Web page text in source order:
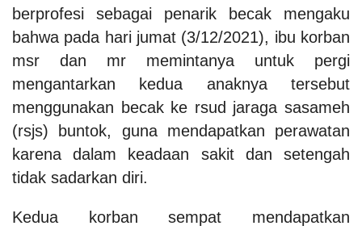
berprofesi sebagai penarik becak mengaku
bahwa pada hari jumat (3/12/2021), ibu korban
msr dan mr memintanya untuk pergi
mengantarkan kedua anaknya tersebut
menggunakan becak ke rsud jaraga sasameh
(rsjs) buntok, guna mendapatkan perawatan
karena dalam keadaan sakit dan setengah
tidak sadarkan diri.
Kedua korban sempat mendapatkan